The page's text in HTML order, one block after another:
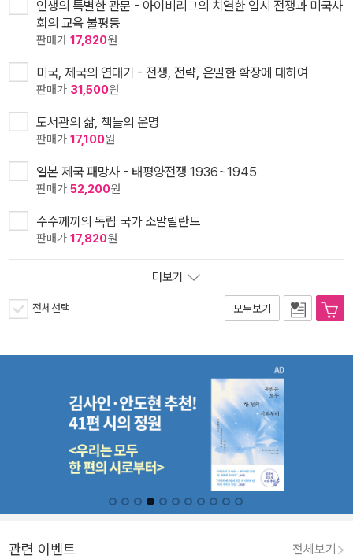
인생의 특별한 관문 - 아이비리그의 치열한 입시 전쟁과 미국사
회의 교육 불평등
판매가 17,820원
미국, 제국의 연대기 - 전쟁, 전략, 은밀한 확장에 대하여
판매가 31,500원
도서관의 삶, 책들의 운명
판매가 17,100원
일본 제국 패망사 - 태평양전쟁 1936~1945
판매가 52,200원
수수께끼의 독립 국가 소말릴란드
판매가 17,820원
더보기
전체선택 모두보기
관련 이벤트 전체보기